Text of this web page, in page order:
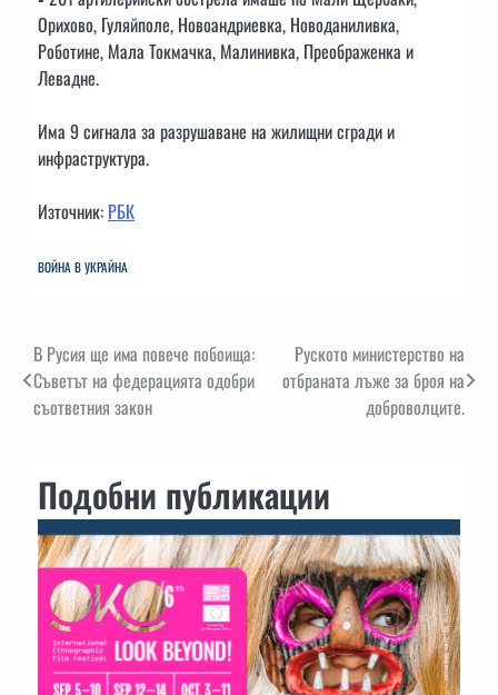
Орихово, Гуляйполе, Новоандриевка, Новоданиливка,
Роботине, Мала Токмачка, Малинивка, Преображенка и
Левадне.
Има 9 сигнала за разрушаване на жилищни сгради и
инфраструктура.
Източник: РБК
ВОЙНА В УКРАЙНА
Навигация
В Русия ще има повече побоища:
Съветът на федерацията одобри
съответния закон
Руското министерство на
отбраната лъже за броя на
доброволците.
Подобни публикации